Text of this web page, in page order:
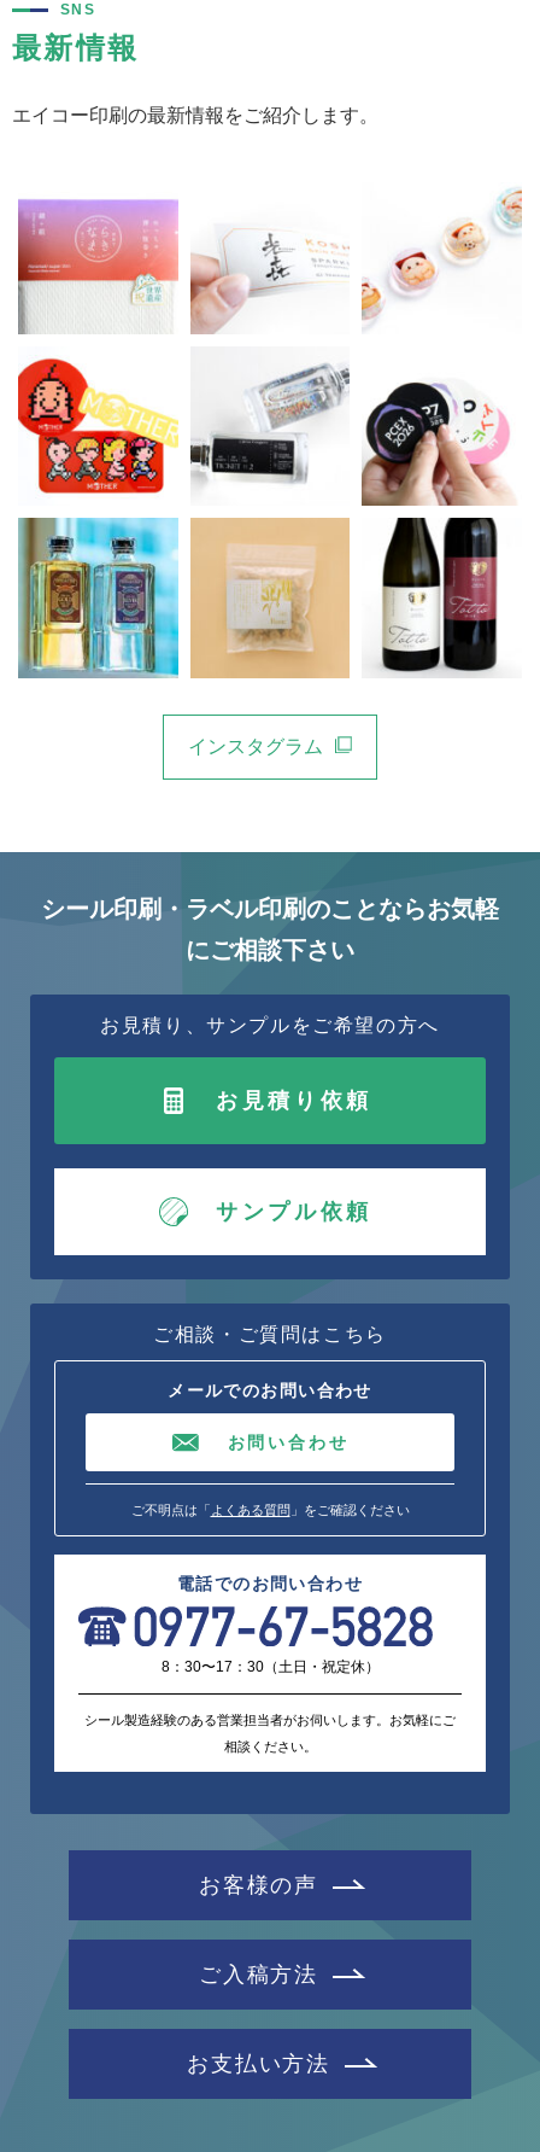
SNS
最新情報
エイコー印刷の最新情報をご紹介します。
インスタグラム
シール印刷・ラベル印刷のことならお気軽
にご相談下さい
お見積り、サンプルをご希望の方へ
お見積り依頼
サンプル依頼
ご相談・ご質問はこちら
メールでのお問い合わせ
お問い合わせ
ご不明点は「 よくある質問 」をご確認ください
電話でのお問い合わせ
8：30〜17：30（土日・祝定休）
シール製造経験のある営業担当者がお伺いします。お気軽にご
相談ください。
お客様の声
ご入稿方法
お支払い方法